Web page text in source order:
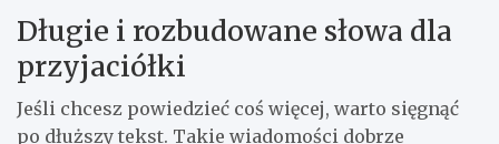
Długie i rozbudowane słowa dla
przyjaciółki
Jeśli chcesz powiedzieć coś więcej, warto sięgnąć
po dłuższy tekst. Takie wiadomości dobrze